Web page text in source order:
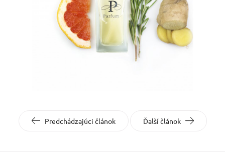
Predchádzajúci článok Ďalší článok